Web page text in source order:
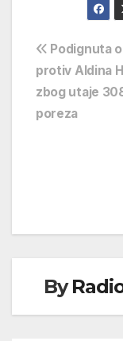
objava
Podignuta
protiv Aldina
zbog utaje
poreza
By